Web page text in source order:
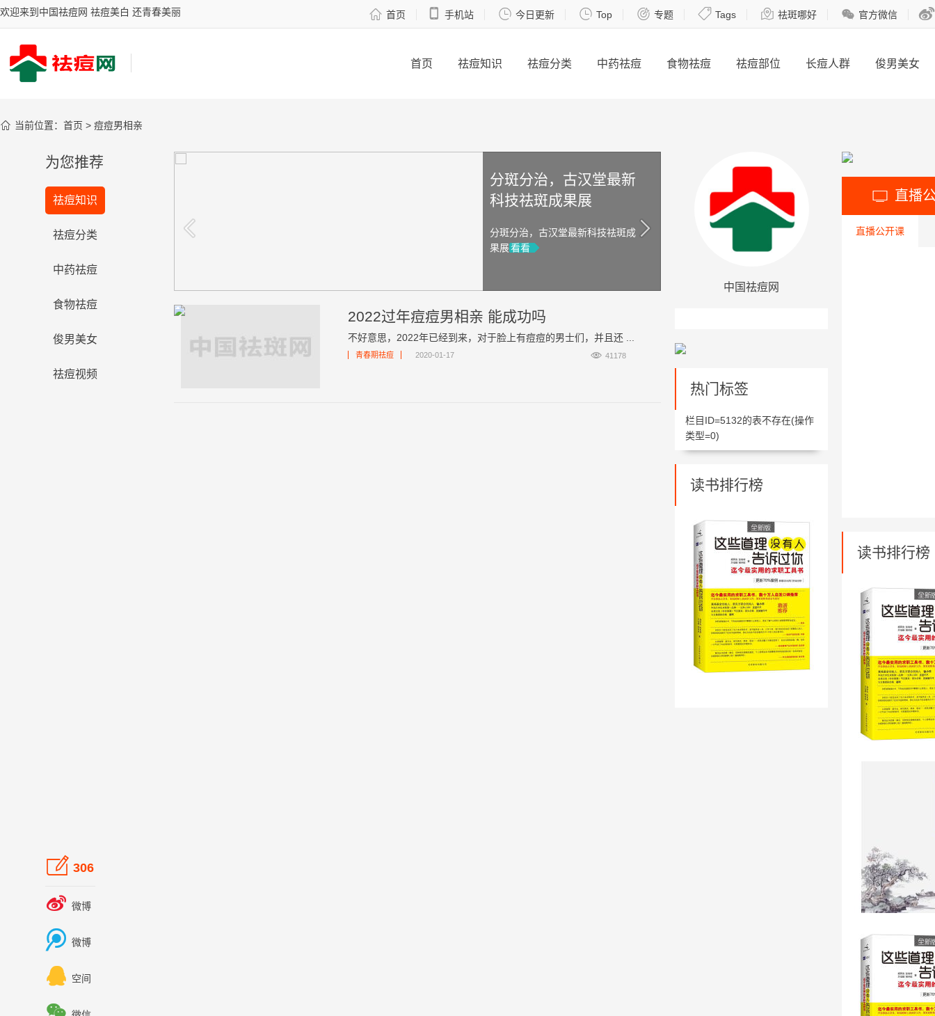
欢迎来到中国祛痘网 祛痘美白 还青春美丽  首页  手机站  今日更新  Top  专题  Tags  祛斑哪好  官方微信 
首页 祛痘知识 祛痘分类 中药祛痘 食物祛痘 祛痘部位 长痘人群 俊男美女
 当前位置： 首页 > 痘痘男相亲
为您推荐
祛痘知识
祛痘分类
中药祛痘
食物祛痘
俊男美女
祛痘视频
 306
 微博
 微博
 空间
台湾女星御用古汉堂研究院祛斑圣
品，祛斑效果风靡全国
分斑分治，古汉堂最新
科技祛斑成果展
分斑分治，古汉堂最新科技祛斑成
果展看看
2022过年痘痘男相亲 能成功吗
不好意思，2022年已经到来，对于脸上有痘痘的男士们，并且还 ...
 41178
青春期祛痘 2020-01-17
中国祛痘网
热门标签
栏目ID=5132的表不存在(操作
类型=0)
读书排行榜
 直播
直播公开课
读书排行榜